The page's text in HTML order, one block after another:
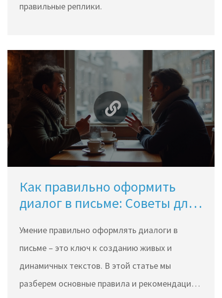
правильные реплики.
Как правильно оформить
диалог в письме: Советы для
Умение правильно оформлять диалоги в
письме – это ключ к созданию живых и
динамичных текстов. В этой статье мы
разберем основные правила и рекомендации